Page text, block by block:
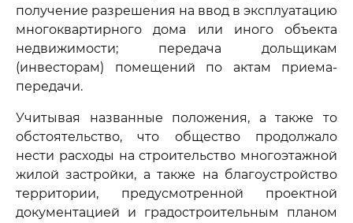
получение разрешения на ввод в эксплуатацию
многоквартирного дома или иного объекта
недвижимости; передача дольщикам
(инвесторам) помещений по актам приема-
передачи.
Учитывая названные положения, а также то
обстоятельство, что общество продолжало
нести расходы на строительство многоэтажной
жилой застройки, а также на благоустройство
территории, предусмотренной проектной
документацией и градостроительным планом